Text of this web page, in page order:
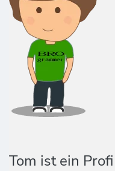
Tom ist ein Profi